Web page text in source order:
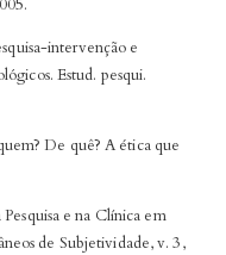
intervenção e
Estud. pesqui.
De quê? A ética que
e na Clínica em
de Subjetividade, v. 3,